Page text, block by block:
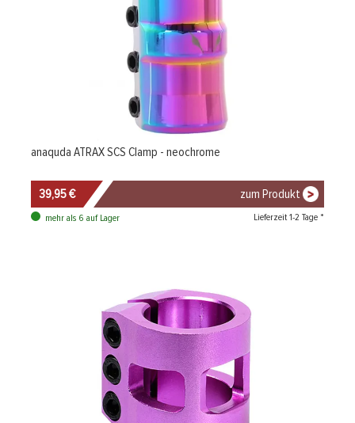
anaquda ATRAX SCS Clamp - neochrome
39,95 € zum Produkt
mehr als 6 auf Lager Lieferzeit 1-2 Tage *